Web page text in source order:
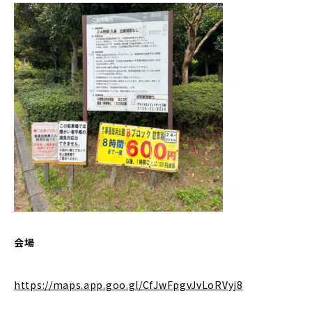
会場
https://maps.app.goo.gl/CfJwFpgvJvLoRVyj8